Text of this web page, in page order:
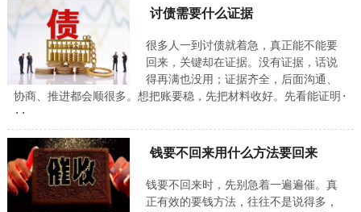
讨债需要什么证据
很多人一到讨债就着急，真正能不能要
回来，关键却在证据。没有证据，话说
得再满也没用；证据齐全，后面沟通、
协商、推进都会顺很多。想把账要稳，先把材料收好。先看能证明·
··
钱要不回来用什么方法要回来
钱要不回来时，先别急着一遍遍催。真
正有效的要钱方法，往往不是说得多，